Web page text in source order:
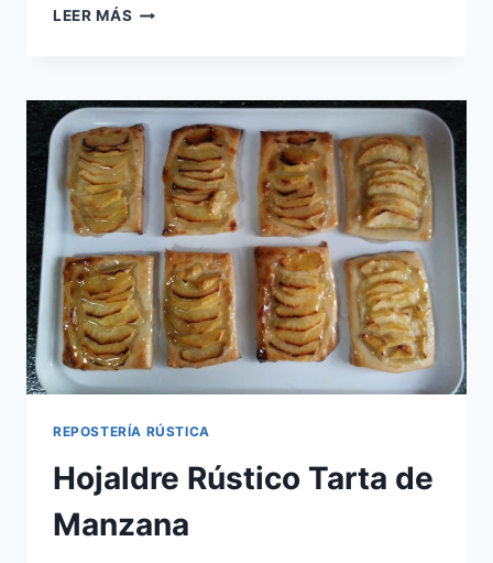
LEER MÁS MAGDALENAS
REPOSTERÍA RÚSTICA
Hojaldre Rústico Tarta de
Manzana